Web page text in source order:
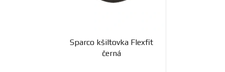
Sparco kšiltovka Flexfit
černá